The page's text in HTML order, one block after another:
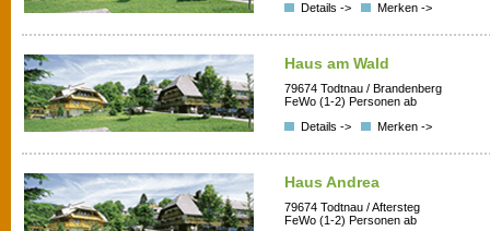
Details ->
Merken ->
Haus am Wald
79674 Todtnau / Brandenberg
FeWo (1-2) Personen ab
Details ->
Merken ->
Haus Andrea
79674 Todtnau / Aftersteg
FeWo (1-2) Personen ab